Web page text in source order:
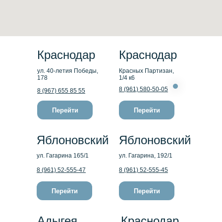
Яблоновский
ул. Гагарина 165/1
8 (961) 52-555-47
Перейти
Перейти
Краснодар
Красных Партизан,
1/4 к6
8 (961) 580-50-05
Перейти
Яблоновский
ул. Гагарина, 192/1
8 (961) 52-555-45
Перейти
Краснодар
ул. 40-летия Победы,
178
8 (967) 655 85 55